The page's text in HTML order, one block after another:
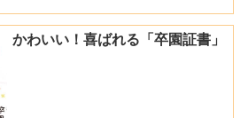
かわいい！喜ばれる「卒園証書」